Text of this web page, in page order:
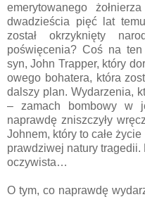
emerytowanego
dwadzieścia pięć lat
został okrzyknięty
poświęcenia? Coś na
syn, John Trapper, który
owego bohatera, która
dalszy plan. Wydarzenia,
– zamach bombowy w
naprawdę zniszczyły
Johnem, który to całe
prawdziwej natury
oczywista…
O tym, co naprawdę